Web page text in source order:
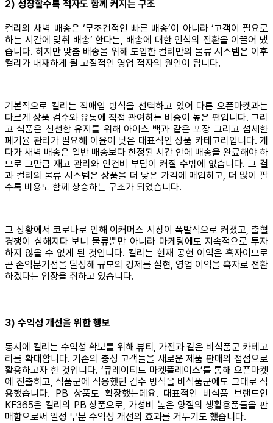
2) 성장할수록 적자도 함께 커지는 구조
컬리의 새벽 배송은 ‘무조건적인 빠른 배송’이 아니라 ‘고객이 필요로
하는 시간에 맞춰 배송’ 한다는, 배송에 대한 인식의 전환을 이끌어 냈
습니다. 하지만 맞춤 배송을 위해 도입한 컬리만의 물류 시스템은 이후
컬리가 내재하게 될 고질적인 영업 적자의 원인이 됩니다.
기본적으로 컬리는 직매입 방식을 선택하고 있어 다른 오픈마켓과는
다르게 상품 검수와 유통에 직접 관여하는 비중이 높은 편입니다. 그리
고 식품은 신선함 유지를 위해 아이스 백과 같은 포장 그리고 섬세한
폐기율 관리가 필요해 이윤이 낮은 대표적인 상품 카테고리입니다. 게
다가 새벽 배송은 일반 배송보다 한정된 시간 안에 배송을 완료해야 하
므로 그만큼 재고 관리와 인건비 부담이 커질 수밖에 없습니다. 그 결
과 컬리의 물류 시스템은 상품을 더 낮은 가격에 매입하고, 더 많이 팔
수록 비용도 함께 상승하는 구조가 되었습니다.
그 상황에서 코로나로 인해 이커머스 시장이 폭발적으로 커졌고, 출혈
경쟁이 심해지다 보니 물류뿐만 아니라 마케팅에도 지속적으로 투자
하지 않을 수 없게 된 것입니다. 컬리는 현재 공헌 이익은 흑자이므로
곧 손익분기점을 달성해 규모의 경제를 실현, 영업 이익을 흑자로 전환
하겠다는 입장을 취하고 있습니다.
3) 수익성 개선을 위한 행보
동시에 컬리는 수익성 확보를 위해 뷰티, 가전과 같은 비식품군 카테고
리를 확대합니다. 기존의 충성 고객들을 새로운 제품 판매의 접점으로
활용하고자 한 것입니다. ‘큐레이티드 마켓플레이스’를 통해 오픈마켓
에 진출하고, 식품군에 적용했던 검수 방식을 비식품군에도 그대로 적
용했습니다. PB 상품도 확장했는데요. 대표적인 비식품 브랜드인
KF365은 컬리의 PB 상품으로, 가성비 높은 양질의 생활용품들을 판
매함으로써 일정 부분 수익성 개선의 효과를 거두기도 했습니다.